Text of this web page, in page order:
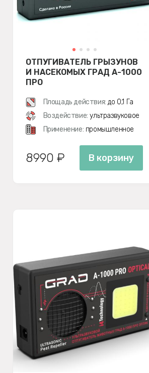
ОТПУГИВАТЕЛЬ ГРЫЗУНОВ
И НАСЕКОМЫХ ГРАД А-1000
ПРО
Площадь действия: до 0,1 Га
Воздействие: ультразвуковое
Применение: промышленное
8990 ₽ В корзину